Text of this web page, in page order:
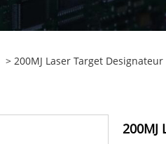
> 200MJ Laser Target Designateur
200MJ